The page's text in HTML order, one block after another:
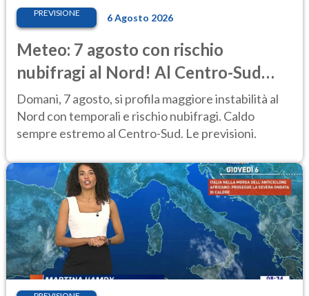
PREVISIONE 6 Agosto 2026
Meteo: 7 agosto con rischio
nubifragi al Nord! Al Centro-Sud
caldo estremo
Domani, 7 agosto, si profila maggiore instabilità al
Nord con temporali e rischio nubifragi. Caldo
sempre estremo al Centro-Sud. Le previsioni.